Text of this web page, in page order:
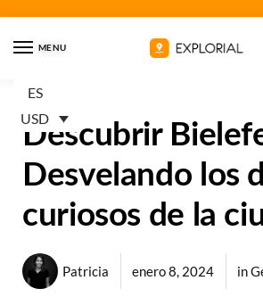
MENU
ES
USD
Descubrir
Desvelando los
curiosos de la
Patricia enero 8, 2024 in